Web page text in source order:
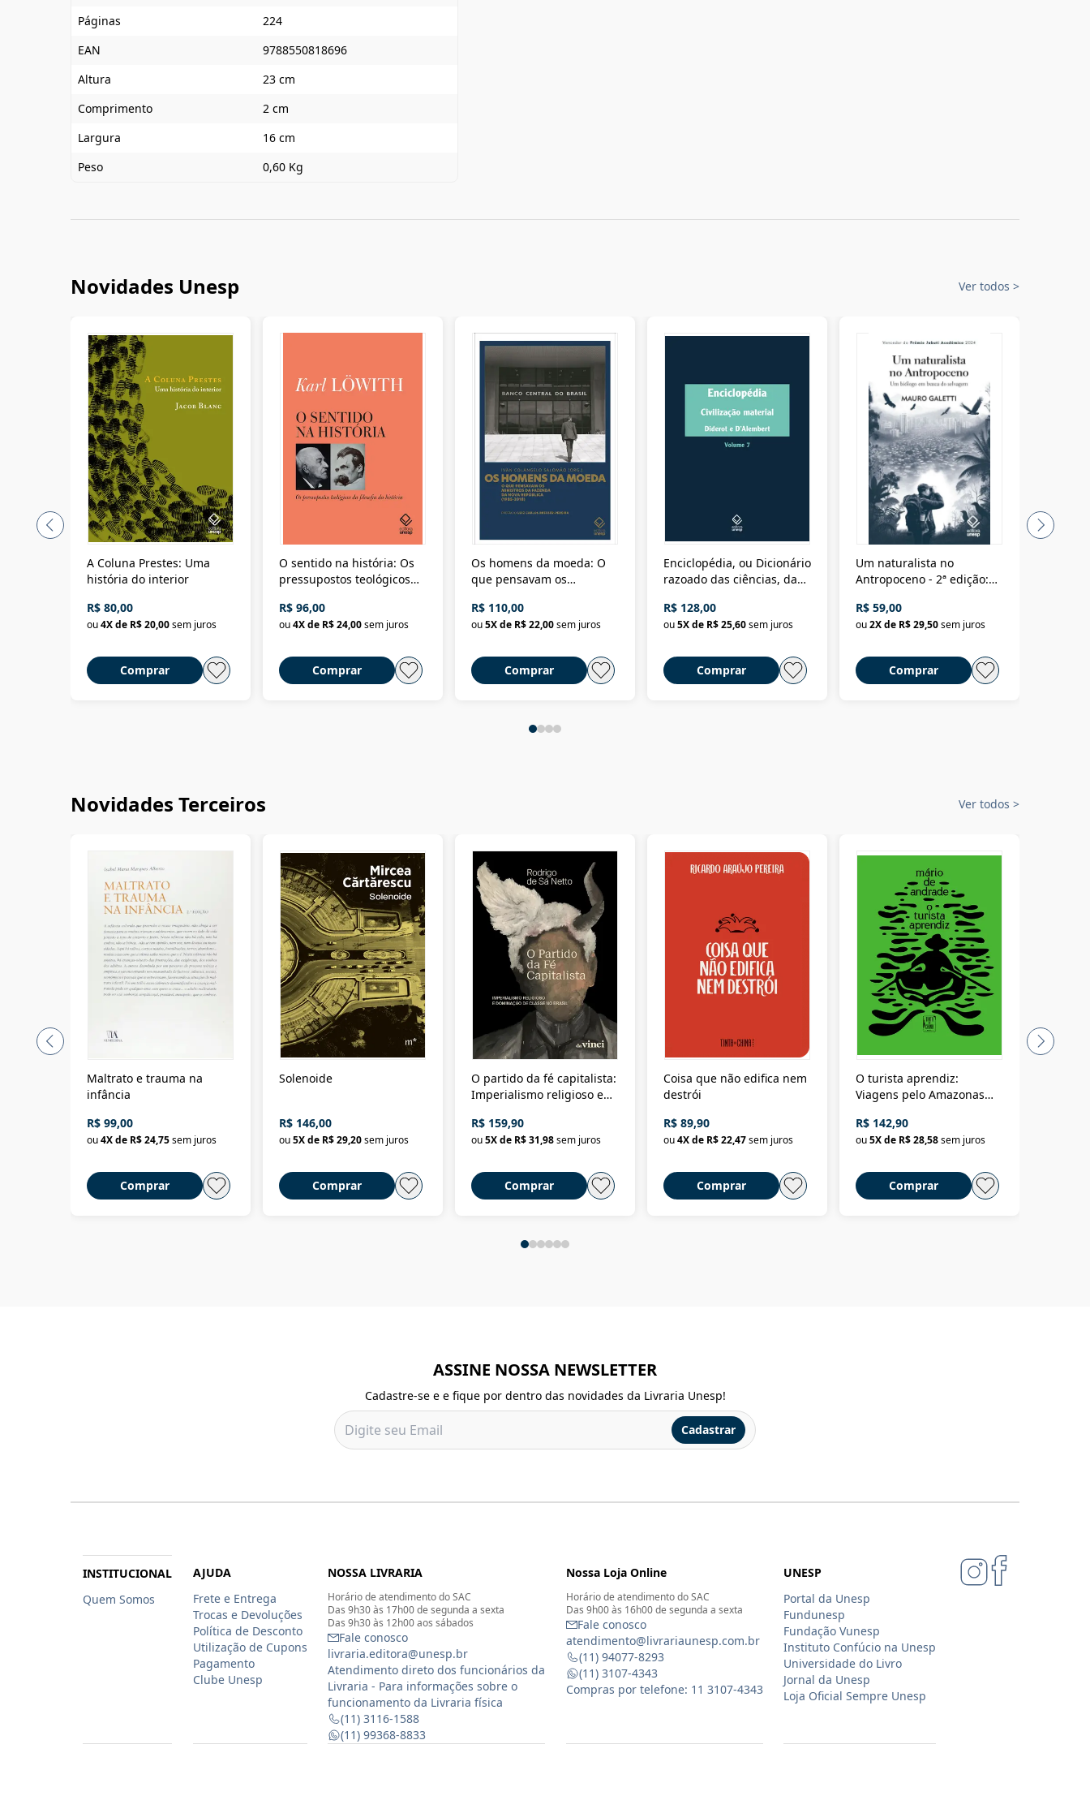
Páginas
224
EAN
9788550818696
Altura
23 cm
Comprimento
2 cm
Largura
16 cm
Peso
0,60 Kg
Novidades Unesp Ver todos >
A Coluna Prestes: Uma
história do interior
R$ 80,00
ou4X de R$ 20,00sem juros
Comprar
O sentido na história: Os
pressupostos teológicos
R$ 96,00
ou4X de R$ 24,00sem juros
Comprar
Os homens da moeda: O
que pensavam os
Nova República (1985-
2018)
R$ 110,00
ou5X de R$ 22,00sem juros
Comprar
Enciclopédia, ou Dicionário
razoado das ciências, das
Civilização material
R$ 128,00
ou5X de R$ 25,60sem juros
Comprar
Um naturalista no
Antropoceno - 2ª edição:
selvagem
R$ 59,00
ou2X de R$ 29,50sem juros
Comprar
Novidades Terceiros Ver todos >
Maltrato e trauma na
infância
R$ 99,00
ou4X de R$ 24,75sem juros
Comprar
Solenoide
R$ 146,00
ou5X de R$ 29,20sem juros
Comprar
O partido da fé capitalista:
Imperialismo religioso e
Brasil
R$ 159,90
ou5X de R$ 31,98sem juros
Comprar
Coisa que não edifica nem
destrói
R$ 89,90
ou4X de R$ 22,47sem juros
Comprar
O turista aprendiz:
Viagens pelo Amazonas
até a Bolívia e por Marajó
até dizer chega
R$ 142,90
ou5X de R$ 28,58sem juros
Comprar
ASSINE NOSSA NEWSLETTER
Cadastre-se e e fique por dentro das novidades da Livraria Unesp!
Cadastrar
INSTITUCIONAL
Quem Somos
AJUDA
Frete e Entrega
Trocas e Devoluções
Política de Desconto
Utilização de Cupons
Pagamento
Clube Unesp
NOSSA LIVRARIA
Horário de atendimento do SAC
Das 9h30 às 17h00 de segunda a sexta
Das 9h30 às 12h00 aos sábados
Fale conosco
livraria.editora@unesp.br
Atendimento direto dos funcionários da
Livraria - Para informações sobre o
funcionamento da Livraria física
(11) 3116-1588
(11) 99368-8833
Nossa Loja Online
Horário de atendimento do SAC
Das 9h00 às 16h00 de segunda a sexta
Fale conosco
atendimento@livrariaunesp.com.br
(11) 94077-8293
(11) 3107-4343
Compras por telefone: 11 3107-4343
UNESP
Portal da Unesp
Fundunesp
Fundação Vunesp
Instituto Confúcio na Unesp
Universidade do Livro
Jornal da Unesp
Loja Oficial Sempre Unesp